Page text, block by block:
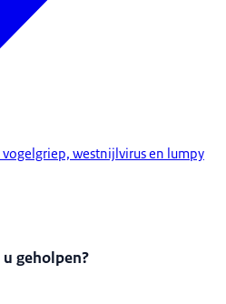
westnijlvirus en lumpy
geholpen?